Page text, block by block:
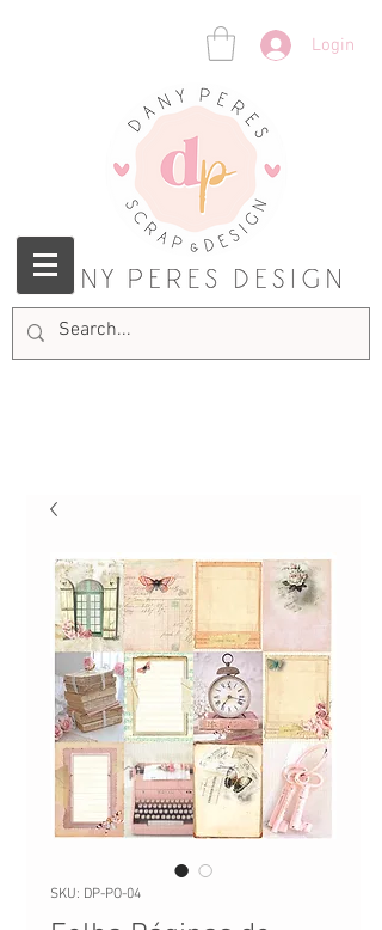
Login
SKU: DP-PO-04